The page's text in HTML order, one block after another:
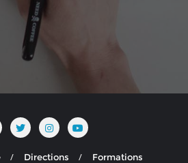
Directions Formations